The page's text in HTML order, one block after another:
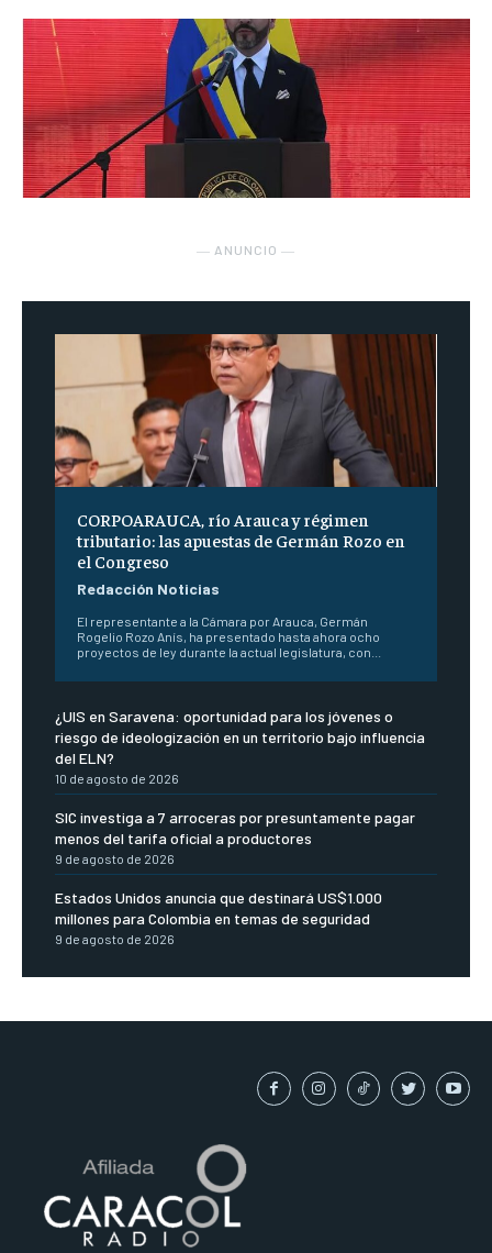
― ANUNCIO ―
CORPOARAUCA, río Arauca y régimen
tributario: las apuestas de Germán Rozo en
el Congreso
Redacción Noticias
El representante a la Cámara por Arauca, Germán
Rogelio Rozo Anís, ha presentado hasta ahora ocho
proyectos de ley durante la actual legislatura, con...
¿UIS en Saravena: oportunidad para los jóvenes o
riesgo de ideologización en un territorio bajo influencia
del ELN?
10 de agosto de 2026
SIC investiga a 7 arroceras por presuntamente pagar
menos del tarifa oficial a productores
9 de agosto de 2026
Estados Unidos anuncia que destinará US$1.000
millones para Colombia en temas de seguridad
9 de agosto de 2026